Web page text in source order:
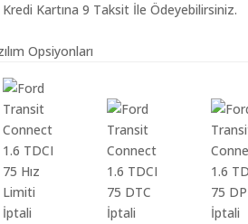
Kartına 9 Taksit İle Ödeyebilirsiniz.
Opsiyonları